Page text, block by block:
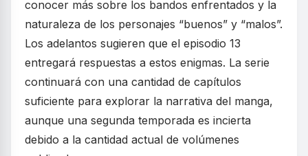
conocer más sobre los bandos enfrentados y la
naturaleza de los personajes “buenos” y “malos”.
Los adelantos sugieren que el episodio 13
entregará respuestas a estos enigmas. La serie
continuará con una cantidad de capítulos
suficiente para explorar la narrativa del manga,
aunque una segunda temporada es incierta
debido a la cantidad actual de volúmenes